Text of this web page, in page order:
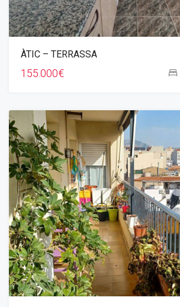
ÀTIC – TERRASSA
155.000€